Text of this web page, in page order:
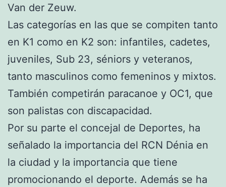
Van der Zeuw.
Las categorías en las que se compiten tanto
en K1 como en K2 son: infantiles, cadetes,
juveniles, Sub 23, séniors y veteranos,
tanto masculinos como femeninos y mixtos.
También competirán paracanoe y OC1, que
son palistas con discapacidad.
Por su parte el concejal de Deportes, ha
señalado la importancia del RCN Dénia en
la ciudad y la importancia que tiene
promocionando el deporte. Además se ha